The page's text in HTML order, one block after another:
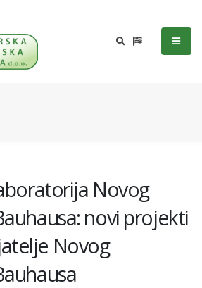
Novog
novi projekti
Novog